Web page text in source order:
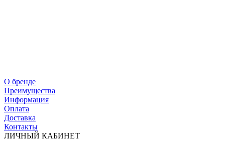
О бренде
Преимущества
Информация
Оплата
Доставка
Контакты
ЛИЧНЫЙ КАБИНЕТ